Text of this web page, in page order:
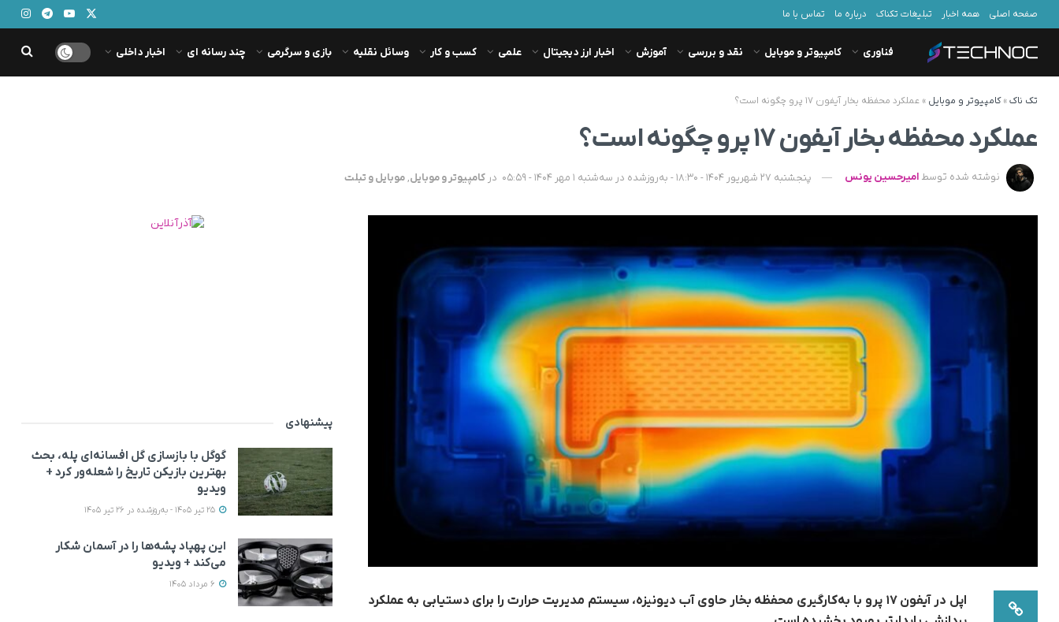
صفحه اصلی همه اخبار تبلیغات تکناک درباره ما تماس با ما
فناوری کامپیوتر و موبایل نقد و بررسی آموزش اخبار ارز دیجیتال علمی کسب و کار وسائل نقلیه بازی و سرگرمی چند رسانه ای اخبار داخلی
تک ناک»کامپیوتر و موبایل » عملکرد محفظه بخار آیفون ۱۷ پرو چگونه است؟
عملکرد محفظه بخار آیفون ۱۷ پرو چگونه است؟
نوشته شده توسط امیرحسین یونس پنجشنبه 27 شهریور 1404 - 18:30 - به‌روزشده در سه‌شنبه 1 مهر 1404 - 05:59 در کامپیوتر و موبایل,موبایل و تبلت
اپل در آیفون ۱۷ پرو با به‌کارگیری محفظه بخار حاوی آب دیونیزه، سیستم مدیریت حرارت را برای دستیابی به عملکرد
پیشنهادی
گوگل با بازسازی گل افسانه‌ای پله، بحث
بهترین بازیکن تاریخ را شعله‌ور کرد +
ویدیو
این پهپاد پشه‌ها را در آسمان شکار
می‌کند + ویدیو